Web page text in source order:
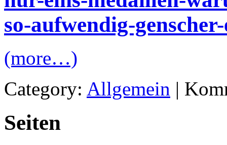
so-aufwendig-
(more…)
Category: Allgemein |
Seiten